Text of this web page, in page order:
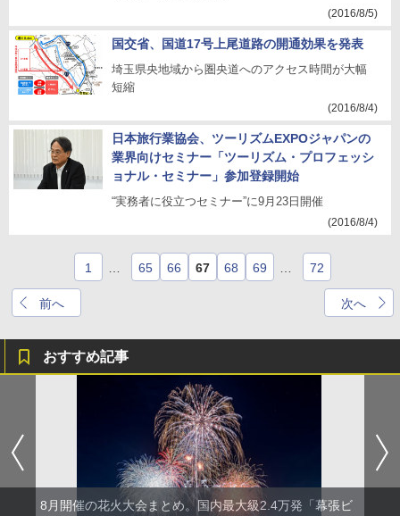
(2016/8/5)
国交省、国道17号上尾道路の開通効果を発表
埼玉県央地域から圏央道へのアクセス時間が大幅
短縮
(2016/8/4)
日本旅行業協会、ツーリズムEXPOジャパンの
業界向けセミナー「ツーリズム・プロフェッシ
ョナル・セミナー」参加登録開始
“実務者に役立つセミナー”に9月23日開催
(2016/8/4)
前へ
1 65 66 67 68 69 72
次へ
おすすめ記事
8月開催の花火大会まとめ。国内最大級2.4万発「幕張ビ